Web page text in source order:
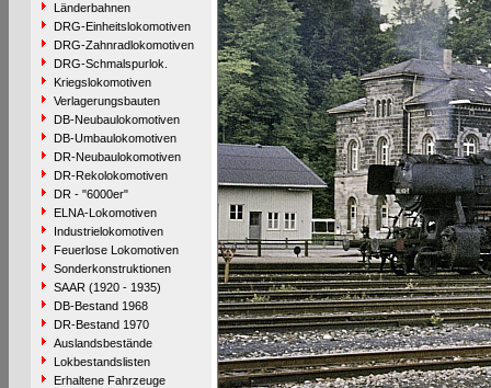
Länderbahnen
DRG-Einheitslokomotiven
DRG-Zahnradlokomotiven
DRG-Schmalspurlok.
Kriegslokomotiven
Verlagerungsbauten
DB-Neubaulokomotiven
DB-Umbaulokomotiven
DR-Neubaulokomotiven
DR-Rekolokomotiven
DR - "6000er"
ELNA-Lokomotiven
Industrielokomotiven
Feuerlose Lokomotiven
Sonderkonstruktionen
SAAR (1920 - 1935)
DB-Bestand 1968
DR-Bestand 1970
Auslandsbestände
Lokbestandslisten
Erhaltene Fahrzeuge